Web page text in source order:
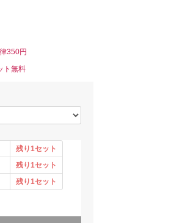
350円
ト無料